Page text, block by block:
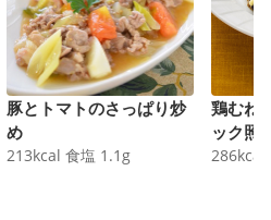
豚とトマトのさっぱり炒
め
213kcal 食塩 1.1 g
鶏むね
ック照
286kcal